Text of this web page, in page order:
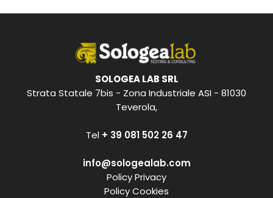
SOLOGEA LAB SRL
Strata Statale 7bis - Zona Industriale ASI - 81030
Teverola,
Tel + 39 081 502 26 47
info@sologealab.com
Policy Privacy
Policy Cookies